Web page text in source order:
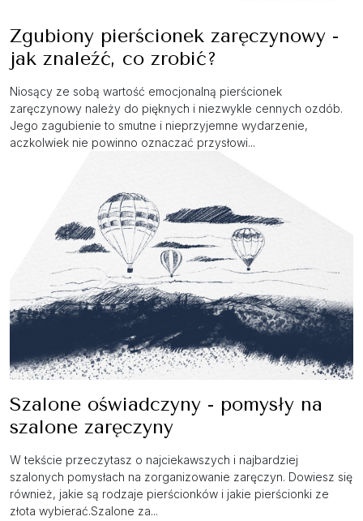
Zgubiony pierścionek zaręczynowy -
jak znaleźć, co zrobić?
Niosący ze sobą wartość emocjonalną pierścionek
zaręczynowy należy do pięknych i niezwykle cennych ozdób.
Jego zagubienie to smutne i nieprzyjemne wydarzenie,
aczkolwiek nie powinno oznaczać przysłowi...
Szalone oświadczyny - pomysły na
szalone zaręczyny
W tekście przeczytasz o najciekawszych i najbardziej
szalonych pomysłach na zorganizowanie zaręczyn. Dowiesz się
również, jakie są rodzaje pierścionków i jakie pierścionki ze
złota wybierać.Szalone za...